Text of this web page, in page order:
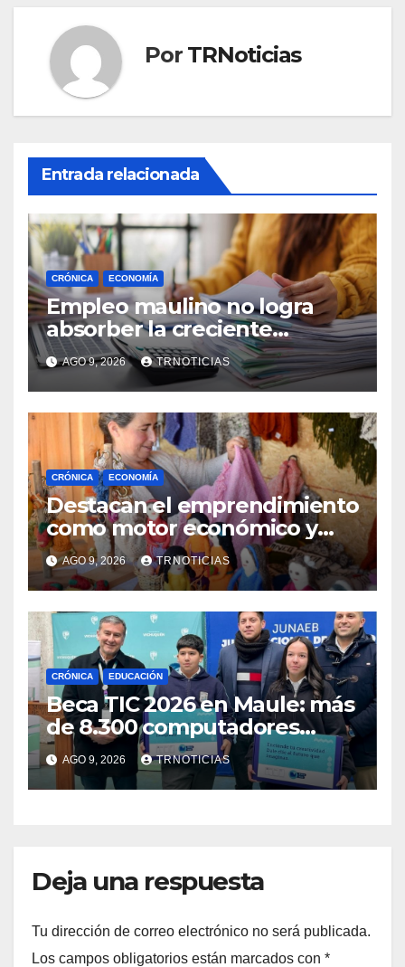
Por TRNoticias
Entrada relacionada
CRÓNICA ECONOMÍA
Empleo maulino no logra
absorber la creciente
demanda por trabajo
AGO 9, 2026 TRNOTICIAS
CRÓNICA ECONOMÍA
Destacan el emprendimiento
como motor económico y
anuncia fortalecer apoyos
para empleo autónomo
AGO 9, 2026 TRNOTICIAS
CRÓNICA EDUCACIÓN
Beca TIC 2026 en Maule: más
de 8.300 computadores
están siendo entregados en
la región
AGO 9, 2026 TRNOTICIAS
Deja una respuesta
Tu dirección de correo electrónico no será publicada.
Los campos obligatorios están marcados con *